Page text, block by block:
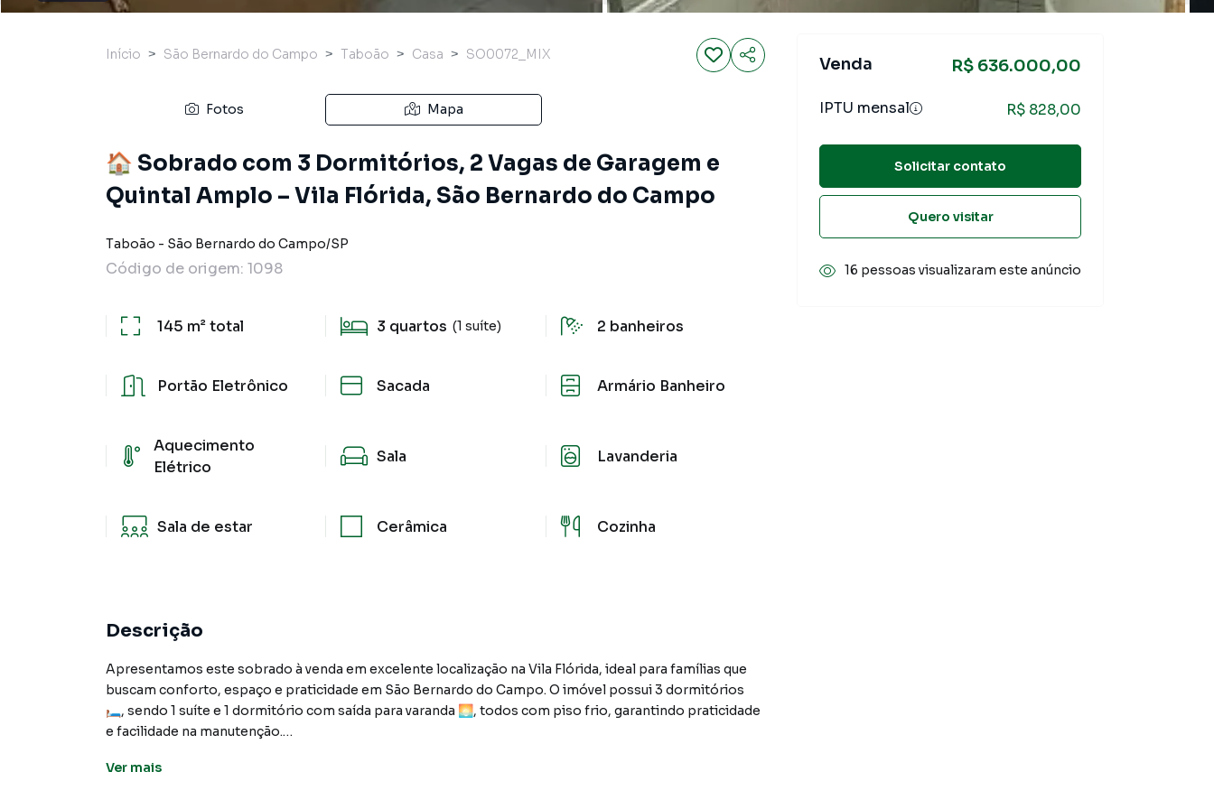
Início São Bernardo do Campo Taboão Casa SO0072_MIX
Fotos Mapa
🏠 Sobrado com 3 Dormitórios, 2 Vagas de Garagem e
Quintal Amplo – Vila Flórida, São Bernardo do Campo
Taboão - São Bernardo do Campo/SP
Código de origem: 1098
145 m²total 3 quartos (1 suíte) 2 banheiros
Portão Eletrônico Sacada Armário Banheiro
Aquecimento
Elétrico
Sala Lavanderia
Sala de estar Cerâmica Cozinha
Descrição
Apresentamos este sobrado à venda em excelente localização na Vila Flórida, ideal para famílias que
buscam conforto, espaço e praticidade em São Bernardo do Campo. O imóvel possui 3 dormitórios
🛏️, sendo 1 suíte e 1 dormitório com saída para varanda 🌅, todos com piso frio, garantindo praticidade
e facilidade na manutenção.
O sobrado conta com 1 banheiro social 🚿 e 1 lavabo 🚻, oferecendo conforto para todos os
Ver mais
Venda R$ 636.000,00
IPTU mensal R$ 828,00
Solicitar contato
Quero visitar
16 pessoas visualizaram este anúncio